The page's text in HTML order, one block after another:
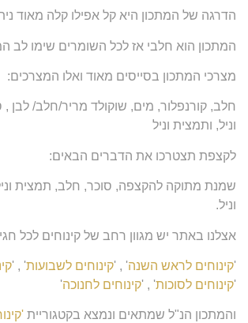
הדרגה של המתכון היא קל אפילו קלה מאוד
המתכון הוא חלבי אז לכל השומרים שימו לב
מצרכי המתכון בסייסים מאוד ואלו המצרכים:
חלב, קורנפלור, מים, שוקולד מריר/חלב/ לבן ,
וניל, ותמצית וניל
לקצפת תצטרכו את הדברים הבאים:
שמנת מתוקה להקצפה, סוכר, חלב, תמצית וניל
וניל.
אצלנו באתר יש מגוון רחב של קינוחים לכל
'קינוחים לראש השנה' , 'קינוחים לשבועות' , '
'קינוחים לסוכות' , 'קינוחים לחנוכה'
והמתכון הנ"ל שמתאים ונמצא בקטגוריית